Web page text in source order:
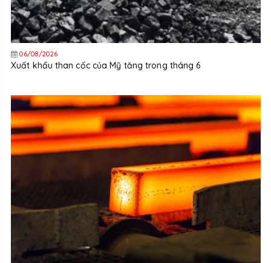
06/08/2026
Xuất khẩu than cốc của Mỹ tăng trong tháng 6